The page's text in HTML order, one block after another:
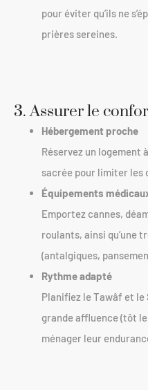
pour éviter qu’ils ne
prières sereines.
3. Assurer le
Hébergement proche
Réservez un logement
sacrée pour limiter les
Équipements
Emportez cannes,
roulants, ainsi qu’une
(antalgiques,
Rythme adapté
Planifiez le Tawâf et le
grande affluence (tôt
ménager leur